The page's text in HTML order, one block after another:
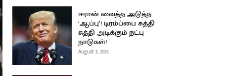
ஈரான் வைத்த அடுத்த
‘ஆப்பு’! டிரம்ப்பை சுத்தி
சுத்தி அடிக்கும் நட்பு
நாடுகள்!
August 3, 2026